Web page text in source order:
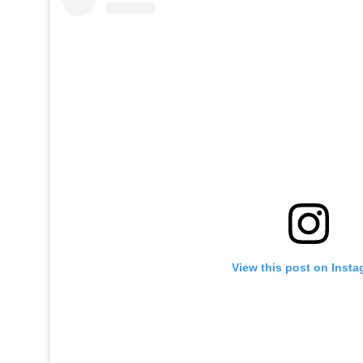
View this post on